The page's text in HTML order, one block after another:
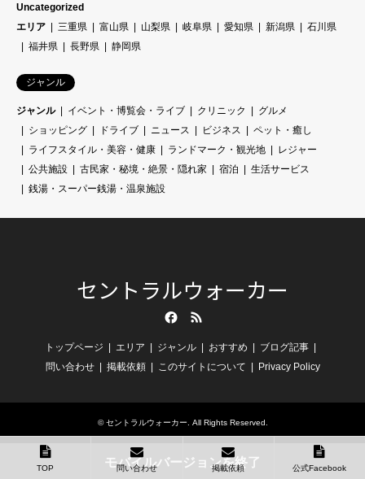
Uncategorized
エリア
三重県 富山県 山梨県 岐阜県 愛知県 新潟県
石川県
福井県
長野県 静岡県
ジャンル
ジャンル イベント・博覧会・ライブ クリニック
グルメ
ショッピング
ドライブ ニュース ビジネス
ペット・癒し
ライフスタイル・美容・健康
ランドマーク・観光地
レジャー
公共施設
古民家・秘境・絶景・隠れ家 宿泊
生活サービス
銭湯・スーパー銭湯・温泉施設
セントラルウォーカー
トップページ エリア ジャンル おすすめ
ブログ記事
問い合わせ
掲載依頼 このサイトについて Privacy Policy
©セントラルウォーカー . All Rights Reserved.
TOP 問い合わせ 掲載依頼 公式Facebook
モバイルバージョンを終了